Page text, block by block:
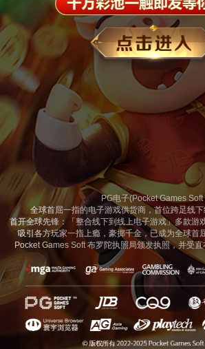
PG电子(Pocket Games Soft
全球首屈一指的电子游戏供货商，首位跨足线下
首开全球先锋：「整合线下到线上电子游戏」多款游
吸引各方玩家一指上瘾，豪掷千金，已成为全球首
Pocket Games Soft 布罗陀执照局颁发执照，并受直